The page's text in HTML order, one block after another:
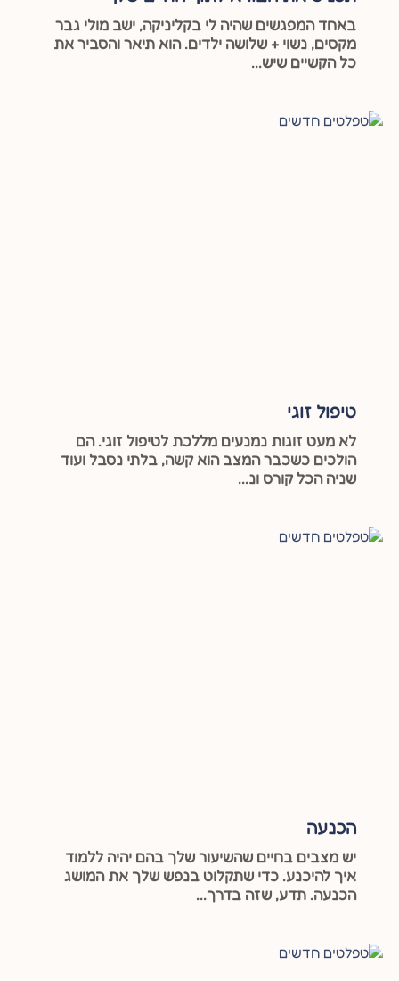
באחד המפגשים שהיה לי בקליניקה, ישב מולי גבר
מקסים, נשוי + שלושה ילדים. הוא תיאר והסביר את
כל הקשיים שיש...
טיפול זוגי
לא מעט זוגות נמנעים מללכת לטיפול זוגי. הם
הולכים כשכבר המצב הוא קשה, בלתי נסבל ועוד
שניה הכל קורס ונ...
הכנעה
יש מצבים בחיים שהשיעור שלך בהם יהיה ללמוד
איך להיכנע. כדי שתקלוט בנפש שלך את המושג
הכנעה. תדע, שזה בדרך...